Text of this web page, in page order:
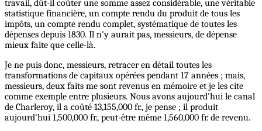
travail, dût-il coûter une somme assez considérable, une véritable
statistique financière, un compte rendu du produit de tous les
impôts, un compte rendu complet, systématique de toutes les
dépenses depuis 1830. Il n'y aurait pas, messieurs, de dépense
mieux faite que celle-là.
Je ne puis donc, messieurs, retracer en détail toutes les
transformations de capitaux opérées pendant 17 années ; mais,
messieurs, deux faits me sont revenus en mémoire et je les cite
comme exemple entre plusieurs. Nous avons aujourd'hui le canal
de Charleroy, il a coûté 13,155,000 fr., je pense ; il produit
aujourd'hui 1,500,000 fr., peut-être même 1,560,000 fr. de revenu.